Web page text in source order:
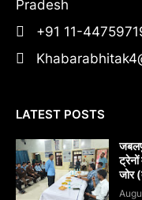
Pradesh
+91 11-
LATEST POSTS
ट्रेनों
जोर